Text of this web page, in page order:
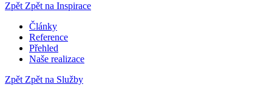
Zpět Zpět na Inspirace
Články
Reference
Přehled
Naše realizace
Zpět Zpět na Služby